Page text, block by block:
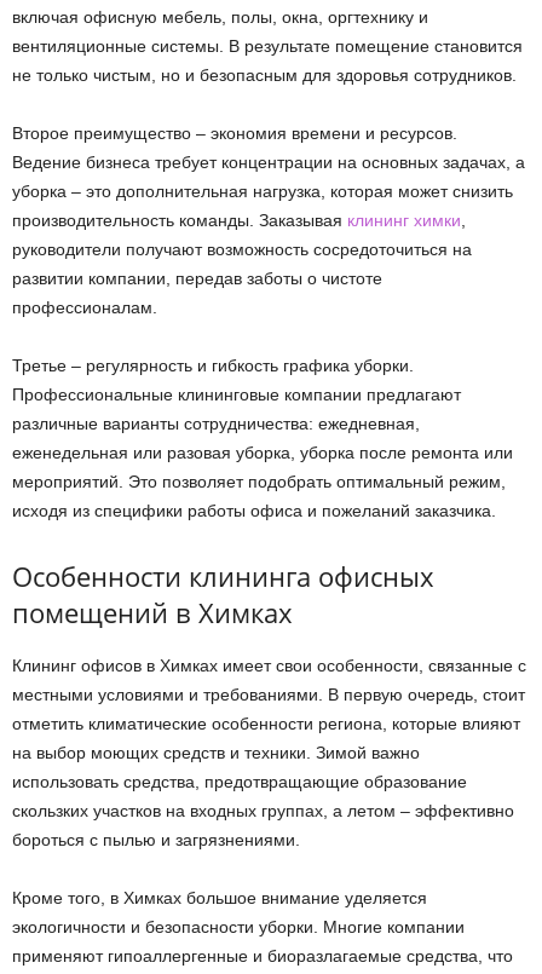
включая офисную мебель, полы, окна, оргтехнику и
вентиляционные системы. В результате помещение становится
не только чистым, но и безопасным для здоровья сотрудников.
Второе преимущество – экономия времени и ресурсов.
Ведение бизнеса требует концентрации на основных задачах, а
уборка – это дополнительная нагрузка, которая может снизить
производительность команды. Заказывая клининг химки,
руководители получают возможность сосредоточиться на
развитии компании, передав заботы о чистоте
профессионалам.
Третье – регулярность и гибкость графика уборки.
Профессиональные клининговые компании предлагают
различные варианты сотрудничества: ежедневная,
еженедельная или разовая уборка, уборка после ремонта или
мероприятий. Это позволяет подобрать оптимальный режим,
исходя из специфики работы офиса и пожеланий заказчика.
Особенности клининга офисных
помещений в Химках
Клининг офисов в Химках имеет свои особенности, связанные с
местными условиями и требованиями. В первую очередь, стоит
отметить климатические особенности региона, которые влияют
на выбор моющих средств и техники. Зимой важно
использовать средства, предотвращающие образование
скользких участков на входных группах, а летом – эффективно
бороться с пылью и загрязнениями.
Кроме того, в Химках большое внимание уделяется
экологичности и безопасности уборки. Многие компании
применяют гипоаллергенные и биоразлагаемые средства, что